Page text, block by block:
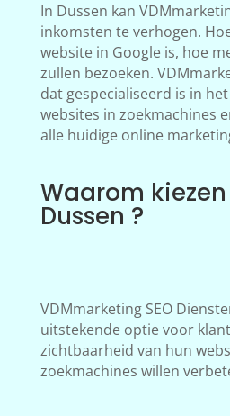
In Dussen kan
inkomsten te verhogen.
website in Google is, hoe
zullen bezoeken.
dat gespecialiseerd is in
websites in zoekmachines
alle huidige online
Waarom kiezen
Dussen ?
VDMmarketing SEO
uitstekende optie voor
zichtbaarheid van hun
zoekmachines willen